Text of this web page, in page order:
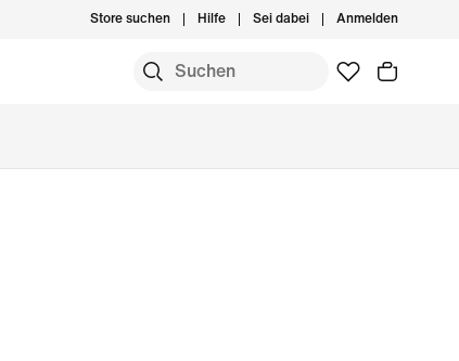
Store suchen Hilfe Sei dabei Anmelden